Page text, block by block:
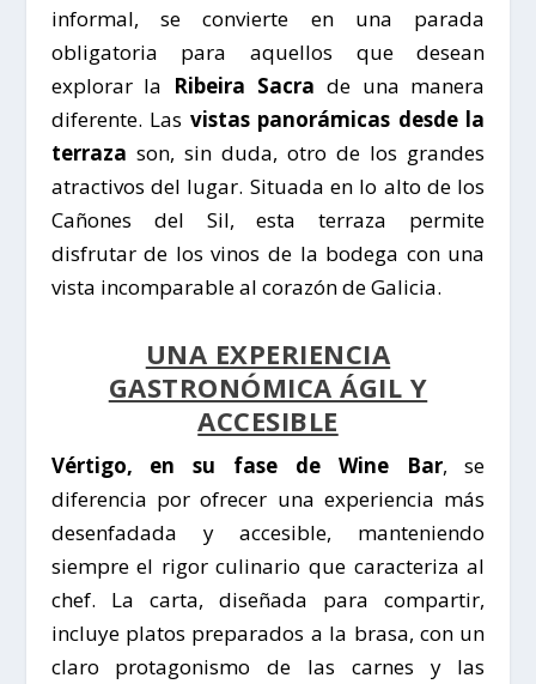
informal, se convierte en una parada
obligatoria para aquellos que desean
explorar la Ribeira Sacra de una manera
diferente. Las vistas panorámicas desde la
terraza son, sin duda, otro de los grandes
atractivos del lugar. Situada en lo alto de los
Cañones del Sil, esta terraza permite
disfrutar de los vinos de la bodega con una
vista incomparable al corazón de Galicia.
UNA EXPERIENCIA
GASTRONÓMICA ÁGIL Y
ACCESIBLE
Vértigo, en su fase de Wine Bar, se
diferencia por ofrecer una experiencia más
desenfadada y accesible, manteniendo
siempre el rigor culinario que caracteriza al
chef. La carta, diseñada para compartir,
incluye platos preparados a la brasa, con un
claro protagonismo de las carnes y las